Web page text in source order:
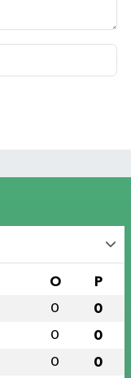
O P
0 0
0 0
0 0